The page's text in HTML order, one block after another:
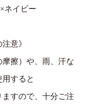
ネイビー
意》
摩擦）や、雨、汗な
すると
すので、十分ご注